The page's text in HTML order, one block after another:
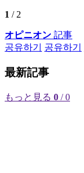
1 / 2
オピニオン 記事
공유하기
공유하기
最新記事
もっと見る 0 / 0